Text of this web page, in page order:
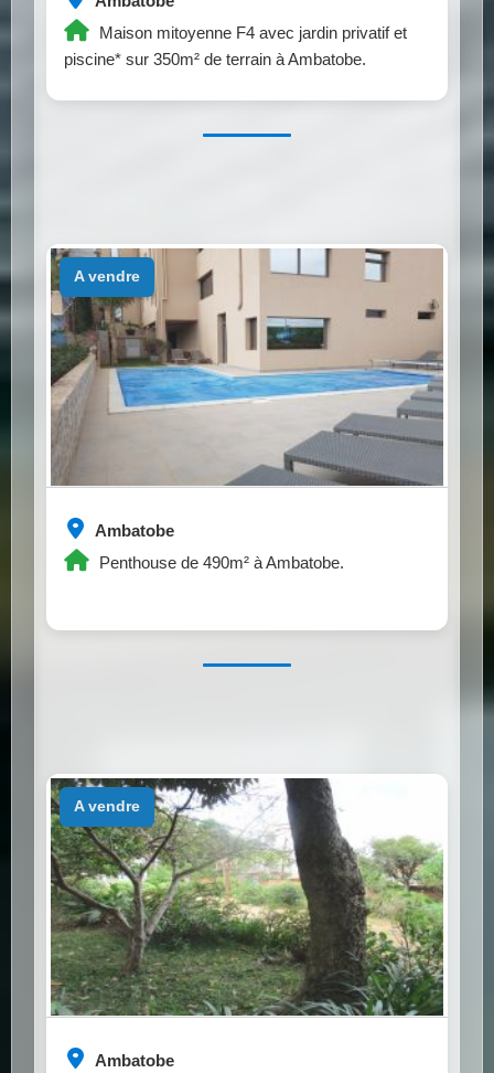
Maison mitoyenne F4 avec jardin privatif et
piscine* sur 350m² de terrain à Ambatobe.
Ambatobe
Penthouse de 490m² à Ambatobe.
a vendre
Ambatobe
a vendre